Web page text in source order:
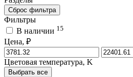
Сброс фильтра
Фильтры
В наличии 15
Цена, ₽
Цветовая температура, K
Выбрать все